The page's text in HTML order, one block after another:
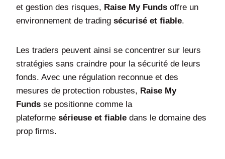
et gestion des risques, Raise My Funds offre un
environnement de trading sécurisé et fiable.
Les traders peuvent ainsi se concentrer sur leurs
stratégies sans craindre pour la sécurité de leurs
fonds. Avec une régulation reconnue et des
mesures de protection robustes, Raise My
Funds se positionne comme la
plateforme sérieuse et fiable dans le domaine des
prop firms.